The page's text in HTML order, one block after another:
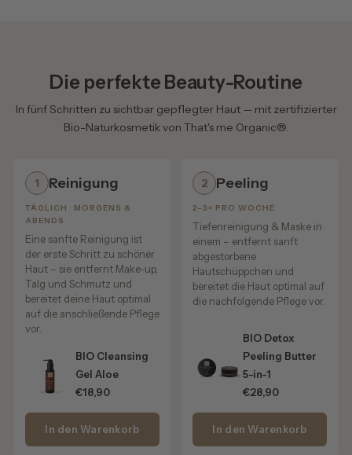
Deutschland – von Hand, in kleinen Chargen und mit
hochwertigen Bio-Rohstoffen.
Wir stellen unsere Bio-Deo-Mousse so her, als wäre
sie für uns selbst.
Genau das ist seit der Gründung die Idee hinter THATS
ME ORGANIC.
Denn wir glauben, dass hochwertige Naturkosmetik nicht
am Fließband entsteht, sondern mit Zeit, Erfahrung und
echter Sorgfalt.
In unseren Videos kannst Du uns dabei direkt über die
Schulter schauen und erleben, wie unsere Bio-Deo-
Mousses entstehen.
🌿 Ausgewählte Bio-Rohstoffe. Mit gutem
Grund.
💛 Was Du bei uns nicht findest
❌ kein Titandioxid
❌ keine Silikone
❌ keine künstlichen Duftstoffe
❌ keine Paraffine
❌ keine PEGs
❌ keine synthetischen Konservierungsstoffe
❌ keine Parabene
Selbstverständlich wird unser Deo Mousseohne
Tierversuche hergestellt.
Die perfekte Beauty-Routine
In fünf Schritten zu sichtbar gepflegter Haut — mit zertifizierter
Bio-Naturkosmetik von That's me Organic®.
1 Reinigung
TÄGLICH · MORGENS &
ABENDS
Eine sanfte Reinigung ist
der erste Schritt zu schöner
Haut – sie entfernt Make-up,
Talg und Schmutz und
bereitet deine Haut optimal
auf die anschließende Pflege
vor.
BIO Cleansing
Gel Aloe
€18,90
In den Warenkorb
2 Peeling
2–3× PRO WOCHE
Tiefenreinigung & Maske in
einem – entfernt sanft
abgestorbene
Hautschüppchen und
bereitet die Haut optimal auf
die nachfolgende Pflege vor.
BIO Detox
Peeling Butter
5-in-1
€28,90
In den Warenkorb